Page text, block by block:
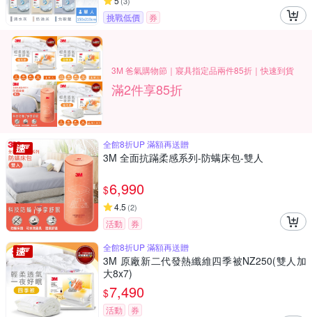
挑戰低價 券
3M 爸氣購物節｜寢具指定品兩件85折｜快速到貨
滿2件享85折
全館8折UP 滿額再送贈
3M 全面抗蹣柔感系列-防螨床包-雙人
$6,990
4.5 (2)
活動
券
全館8折UP 滿額再送贈
3M 原廠新二代發熱纖維四季被NZ250(雙人加
大8x7)
$7,490
活動 券